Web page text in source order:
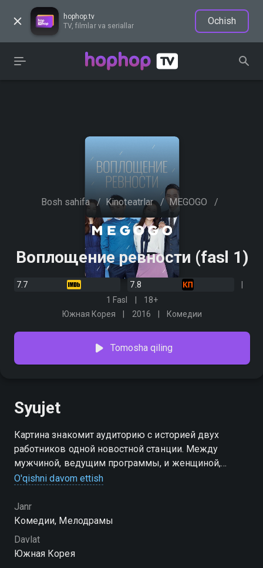
hophop.tv
TV, filmlar va seriallar
Ochish
Bosh sahifa / Kinoteatrlar / MEGOGO /
Воплощение ревности (fasl 1)
7.7
7.8
1 Fasl
18+
Южная Корея
2016 Комедии
Tomosha qiling
Syujet
Картина знакомит аудиторию с историей двух
работников одной новостной станции. Между
мужчиной, ведущим программы, и женщиной,
работающей диктором прогноза погоды,
харизматичный герой влюбляется в скромную
коллегу, но девушке нравится его друг.
Воплощение ревности serialining 1-faslini hophop.tv
saytida yuqori HD sifatda mutlaqo bepul onlayn tomosha
O'qishni davom ettish
Janr
Комедии, Мелодрамы
Davlat
Южная Корея